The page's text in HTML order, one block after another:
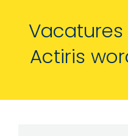
Actiris